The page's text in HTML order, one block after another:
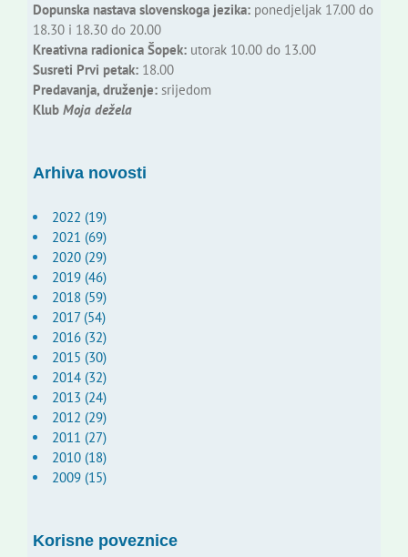
Dopunska nastava slovenskoga jezika:ponedjeljak 17.00 do
18.30 i 18.30 do 20.00
Kreativna radionica Šopek:utorak 10.00 do 13.00
Susreti Prvi petak:18.00
Predavanja, druženje:srijedom
Klub Moja dežela
Arhiva novosti
2022 (19)
2021 (69)
2020 (29)
2019 (46)
2018 (59)
2017 (54)
2016 (32)
2015 (30)
2014 (32)
2013 (24)
2012 (29)
2011 (27)
2010 (18)
2009 (15)
Korisne poveznice